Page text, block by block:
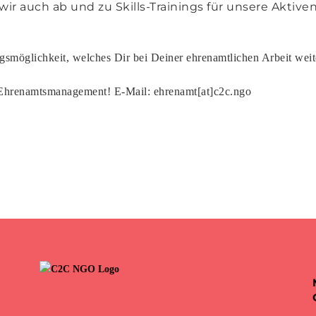
auch ab und zu Skills-Trainings für unsere
welches Dir bei Deiner ehrenamtlichen Arbeit
E-Mail: ehrenamt[at]c2c.ngo